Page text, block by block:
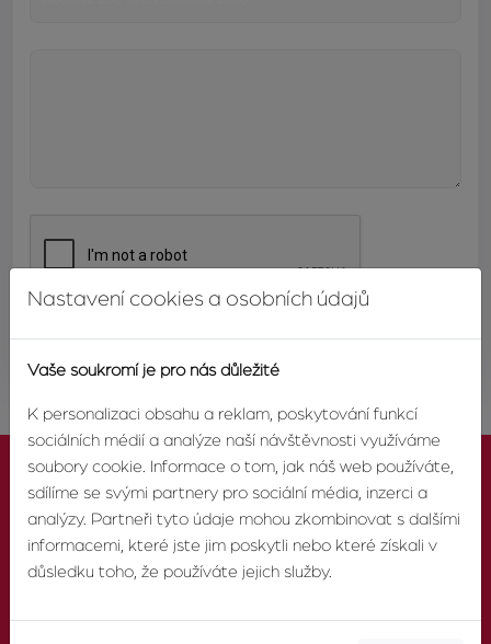
KONTAKTUJTE NÁS
Nastavení cookies a osobních údajů
Vaše soukromí je pro nás důležité
K personalizaci obsahu a reklam, poskytování funkcí
sociálních médií a analýze naší návštěvnosti využíváme
soubory cookie. Informace o tom, jak náš web používáte,
sdílíme se svými partnery pro sociální média, inzerci a
analýzy. Partneři tyto údaje mohou zkombinovat s dalšími
informacemi, které jste jim poskytli nebo které získali v
důsledku toho, že používáte jejich služby.